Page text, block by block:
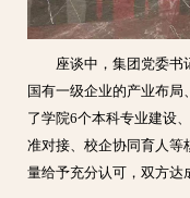
座谈中，集团党委书
国有一级企业的产业布
了学院6个本科专业建设
准对接、校企协同育人等
量给予充分认可，双方达